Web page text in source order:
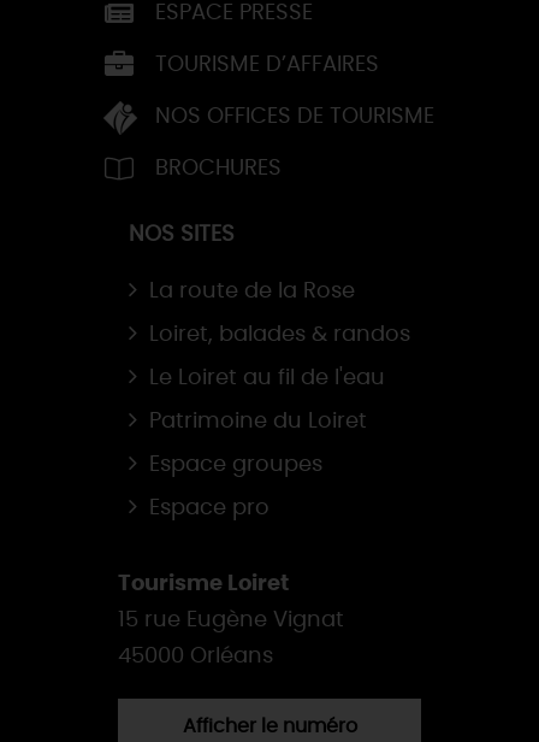
ESPACE PRESSE
TOURISME D’AFFAIRES
NOS OFFICES DE TOURISME
BROCHURES
NOS SITES
La route de la Rose
Loiret, balades & randos
Le Loiret au fil de l'eau
Patrimoine du Loiret
Espace groupes
Espace pro
Tourisme Loiret
15 rue Eugène Vignat
45000 Orléans
Afficher le numéro